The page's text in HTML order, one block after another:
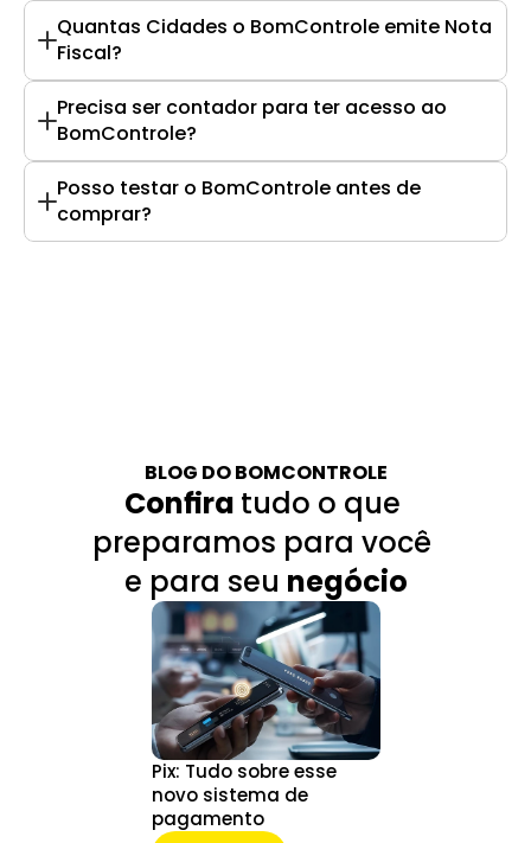
Quantas Cidades o BomControle emite Nota
Fiscal?
Precisa ser contador para ter acesso ao
BomControle?
Posso testar o BomControle antes de
comprar?
BLOG DO BOMCONTROLE
Confira tudo o que
preparamos para você
e para seu negócio
Pix: Tudo sobre esse
novo sistema de
pagamento